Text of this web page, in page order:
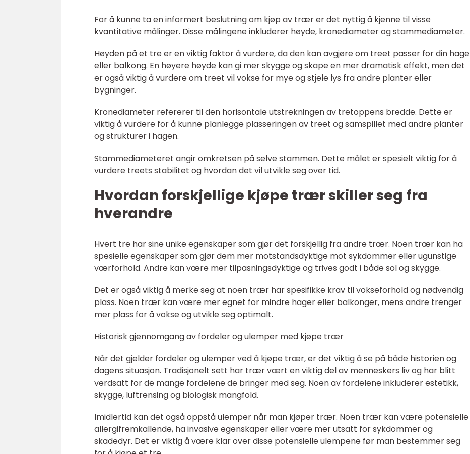
For å kunne ta en informert beslutning om kjøp av trær er det nyttig å kjenne til visse
kvantitative målinger. Disse målingene inkluderer høyde, kronediameter og stammediameter.
Høyden på et tre er en viktig faktor å vurdere, da den kan avgjøre om treet passer for din hage
eller balkong. En høyere høyde kan gi mer skygge og skape en mer dramatisk effekt, men det
er også viktig å vurdere om treet vil vokse for mye og stjele lys fra andre planter eller
bygninger.
Kronediameter refererer til den horisontale utstrekningen av tretoppens bredde. Dette er
viktig å vurdere for å kunne planlegge plasseringen av treet og samspillet med andre planter
og strukturer i hagen.
Stammediameteret angir omkretsen på selve stammen. Dette målet er spesielt viktig for å
vurdere treets stabilitet og hvordan det vil utvikle seg over tid.
Hvordan forskjellige kjøpe trær skiller seg fra
hverandre
Hvert tre har sine unike egenskaper som gjør det forskjellig fra andre trær. Noen trær kan ha
spesielle egenskaper som gjør dem mer motstandsdyktige mot sykdommer eller ugunstige
værforhold. Andre kan være mer tilpasningsdyktige og trives godt i både sol og skygge.
Det er også viktig å merke seg at noen trær har spesifikke krav til vokseforhold og nødvendig
plass. Noen trær kan være mer egnet for mindre hager eller balkonger, mens andre trenger
mer plass for å vokse og utvikle seg optimalt.
Historisk gjennomgang av fordeler og ulemper med kjøpe trær
Når det gjelder fordeler og ulemper ved å kjøpe trær, er det viktig å se på både historien og
dagens situasjon. Tradisjonelt sett har trær vært en viktig del av menneskers liv og har blitt
verdsatt for de mange fordelene de bringer med seg. Noen av fordelene inkluderer estetikk,
skygge, luftrensing og biologisk mangfold.
Imidlertid kan det også oppstå ulemper når man kjøper trær. Noen trær kan være potensielle
allergifremkallende, ha invasive egenskaper eller være mer utsatt for sykdommer og
skadedyr. Det er viktig å være klar over disse potensielle ulempene før man bestemmer seg